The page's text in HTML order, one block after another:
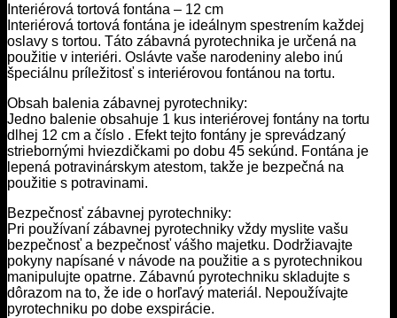
Interiérová tortová fontána – 12 cm
Interiérová tortová fontána je ideálnym spestrením každej
oslavy s tortou. Táto zábavná pyrotechnika je určená na
použitie v interiéri. Oslávte vaše narodeniny alebo inú
špeciálnu príležitosť s interiérovou fontánou na tortu.
Obsah balenia zábavnej pyrotechniky:
Jedno balenie obsahuje 1 kus interiérovej fontány na tortu
dlhej 12 cm a číslo . Efekt tejto fontány je sprevádzaný
striebornými hviezdičkami po dobu 45 sekúnd. Fontána je
lepená potravinárskym atestom, takže je bezpečná na
použitie s potravinami.
Bezpečnosť zábavnej pyrotechniky:
Pri používaní zábavnej pyrotechniky vždy myslite vašu
bezpečnosť a bezpečnosť vášho majetku. Dodržiavajte
pokyny napísané v návode na použitie a s pyrotechnikou
manipulujte opatrne. Zábavnú pyrotechniku skladujte s
dôrazom na to, že ide o horľavý materiál. Nepoužívajte
pyrotechniku po dobe exspirácie.